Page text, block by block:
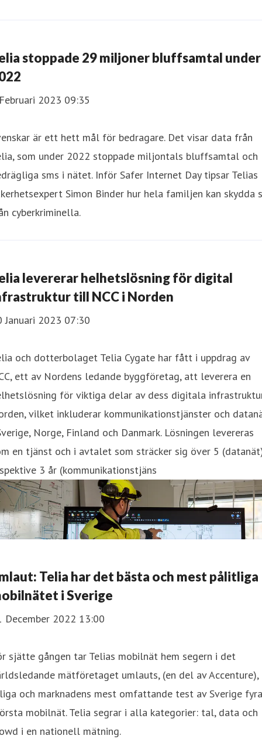
stoppade 29 miljoner bluffsamtal under
2023 09:35
är ett hett mål för bedragare. Det visar data från
som under 2022 stoppade miljontals bluffsamtal och
sms i nätet. Inför Safer Internet Day tipsar Telias
Simon Binder hur hela familjen kan skydda
cyberkriminella.
levererar helhetslösning för digital
till NCC i Norden
Januari 2023 07:30
och dotterbolaget Telia Cygate har fått i uppdrag av
ett av Nordens ledande byggföretag, att leverera en
för viktiga delar av dess digitala
vilket inkluderar kommunikationstjänster och
Norge, Finland och Danmark. Lösningen levereras
en tjänst och i avtalet som sträcker sig över 5
3 år (kommunikationstjäns
Telia har det bästa och mest pålitliga
i Sverige
December 2022 13:00
sjätte gången tar Telias mobilnät hem segern i det
mätföretaget umlauts, (en del av Accenture),
och marknadens mest omfattande test av Sverige fyra
mobilnät. Telia segrar i alla kategorier: tal, data och
i en nationell mätning.